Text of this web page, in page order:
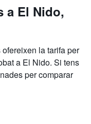
a El Nido,
la tarifa per
a El Nido. Si tens
per comparar